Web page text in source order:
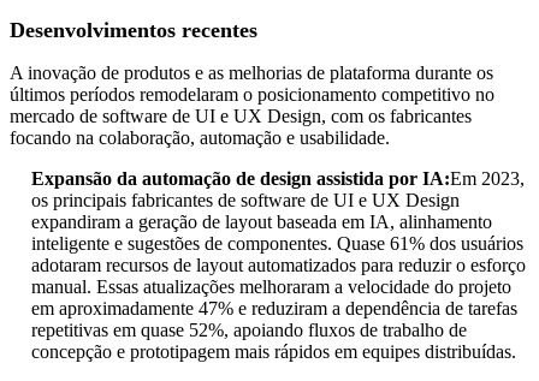
Desenvolvimentos recentes
A inovação de produtos e as melhorias de plataforma durante os
últimos períodos remodelaram o posicionamento competitivo no
mercado de software de UI e UX Design, com os fabricantes
focando na colaboração, automação e usabilidade.
Expansão da automação de design assistida por IA:Em 2023,
os principais fabricantes de software de UI e UX Design
expandiram a geração de layout baseada em IA, alinhamento
inteligente e sugestões de componentes. Quase 61% dos usuários
adotaram recursos de layout automatizados para reduzir o esforço
manual. Essas atualizações melhoraram a velocidade do projeto
em aproximadamente 47% e reduziram a dependência de tarefas
repetitivas em quase 52%, apoiando fluxos de trabalho de
concepção e prototipagem mais rápidos em equipes distribuídas.